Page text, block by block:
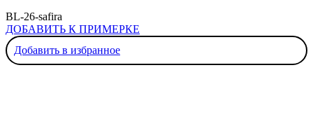
BL-26-safira
ДОБАВИТЬ К ПРИМЕРКЕ
Добавить в избранное